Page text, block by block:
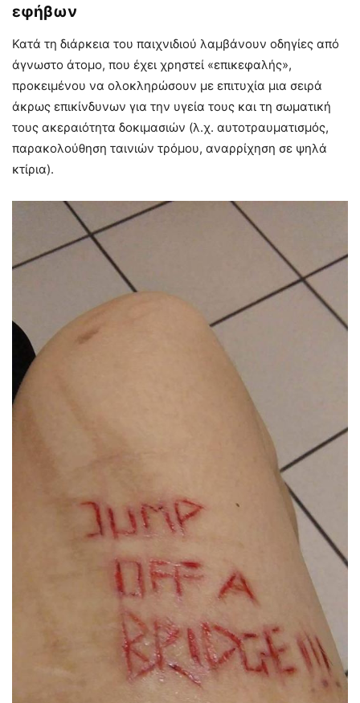
εφήβων
Κατά τη διάρκεια του παιχνιδιού λαμβάνουν οδηγίες από
άγνωστο άτομο, που έχει χρηστεί «επικεφαλής»,
προκειμένου να ολοκληρώσουν με επιτυχία μια σειρά
άκρως επικίνδυνων για την υγεία τους και τη σωματική
τους ακεραιότητα δοκιμασιών (λ.χ. αυτοτραυματισμός,
παρακολούθηση ταινιών τρόμου, αναρρίχηση σε ψηλά
κτίρια).